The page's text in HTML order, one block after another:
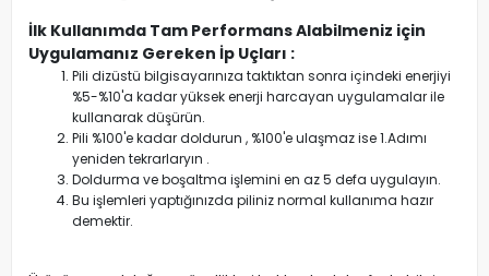
İlk Kullanımda Tam Performans Alabilmeniz için
Uygulamanız Gereken İp Uçları :
Pili dizüstü bilgisayarınıza taktıktan sonra içindeki enerjiyi
%5-%10'a kadar yüksek enerji harcayan uygulamalar ile
kullanarak düşürün.
Pili %100'e kadar doldurun , %100'e ulaşmaz ise 1.Adımı
yeniden tekrarlaryın .
Doldurma ve boşaltma işlemini en az 5 defa uygulayın.
Bu işlemleri yaptığınızda piliniz normal kullanıma hazır
demektir.